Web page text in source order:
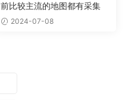
前比较主流的地图都有采集
2024-07-08